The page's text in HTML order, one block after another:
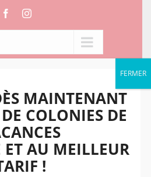
FacebookInstagram
MAINTENANT
COLONIES DE
ET AU MEILLEUR
!
FERMER